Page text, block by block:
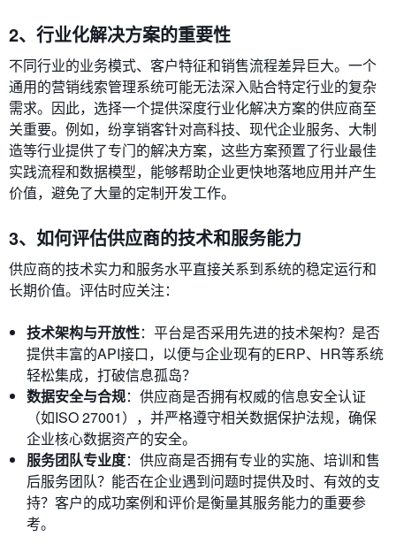
2、行业化解决方案的重要性
不同行业的业务模式、客户特征和销售流程差异巨大。一个
通用的营销线索管理系统可能无法深入贴合特定行业的复杂
需求。因此，选择一个提供深度行业化解决方案的供应商至
关重要。例如，纷享销客针对高科技、现代企业服务、大制
造等行业提供了专门的解决方案，这些方案预置了行业最佳
实践流程和数据模型，能够帮助企业更快地落地应用并产生
价值，避免了大量的定制开发工作。
3、如何评估供应商的技术和服务能力
供应商的技术实力和服务水平直接关系到系统的稳定运行和
长期价值。评估时应关注：
技术架构与开放性：平台是否采用先进的技术架构？是否
提供丰富的API接口，以便与企业现有的ERP、HR等系统
轻松集成，打破信息孤岛？
数据安全与合规：供应商是否拥有权威的信息安全认证
（如ISO 27001），并严格遵守相关数据保护法规，确保
企业核心数据资产的安全。
服务团队专业度：供应商是否拥有专业的实施、培训和售
后服务团队？能否在企业遇到问题时提供及时、有效的支
持？客户的成功案例和评价是衡量其服务能力的重要参
考。